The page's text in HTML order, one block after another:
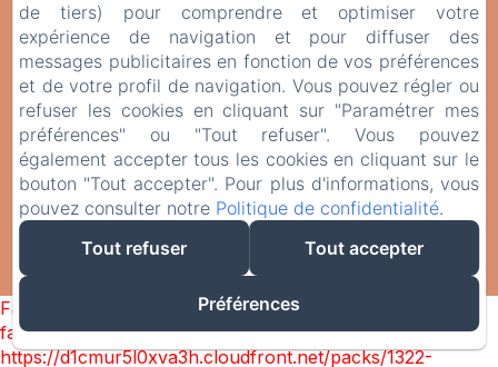
Politique de confidentialité
Informations légales
Informations sur les cookies
EN
FR
Créé par Amenitiz
Conditions Générales de Vente
Failed to load BookingEngine/index: Loading chunk 1322
failed. (missing:
https://d1cmur5l0xva3h.cloudfront.net/packs/1322-
de tiers) pour comprendre et optimiser votre
expérience de navigation et pour diffuser des
messages publicitaires en fonction de vos préférences
et de votre profil de navigation. Vous pouvez régler ou
refuser les cookies en cliquant sur "Paramétrer mes
préférences" ou "Tout refuser". Vous pouvez
également accepter tous les cookies en cliquant sur le
bouton "Tout accepter". Pour plus d'informations, vous
pouvez consulter notre Politique de confidentialité.
Tout refuser
Tout accepter
Préférences